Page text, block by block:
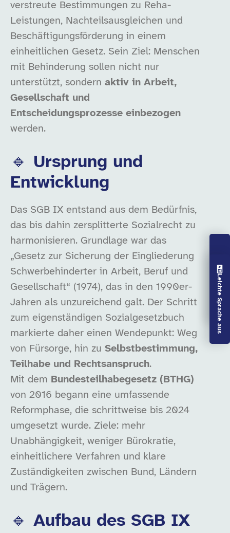
Vorlesen aus
Leichte Sprache aus
verstreute Bestimmungen zu Reha-
Leistungen, Nachteilsausgleichen und
Beschäftigungsförderung in einem
einheitlichen Gesetz. Sein Ziel: Menschen
mit Behinderung sollen nicht nur
unterstützt, sondern aktiv in Arbeit,
Gesellschaft und
Entscheidungsprozesse einbezogen
werden.
🔹 Ursprung und
Entwicklung
Das SGB IX entstand aus dem Bedürfnis,
das bis dahin zersplitterte Sozialrecht zu
harmonisieren. Grundlage war das
„Gesetz zur Sicherung der Eingliederung
Schwerbehinderter in Arbeit, Beruf und
Gesellschaft“ (1974), das in den 1990er-
Jahren als unzureichend galt. Der Schritt
zum eigenständigen Sozialgesetzbuch
markierte daher einen Wendepunkt: Weg
von Fürsorge, hin zu Selbstbestimmung,
Teilhabe und Rechtsanspruch.
Mit dem Bundesteilhabegesetz (BTHG)
von 2016 begann eine umfassende
Reformphase, die schrittweise bis 2024
umgesetzt wurde. Ziele: mehr
Unabhängigkeit, weniger Bürokratie,
einheitlichere Verfahren und klare
Zuständigkeiten zwischen Bund, Ländern
und Trägern.
🔹 Aufbau des SGB IX